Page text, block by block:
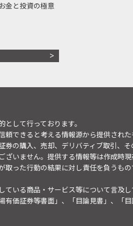
金と投資の極意
して行っております。
頼できると考える情報源から提供され
券の購入、売却、デリバティブ取引、
ざいません。提供する情報等は作成時
取った行動の結果に対し責任を負うも
ている商品・サービス等について言及
有価証券等書面」、「目論見書」、「